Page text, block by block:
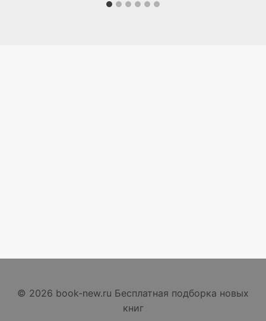
© 2026 book-new.ru Бесплатная подборка новых
книг